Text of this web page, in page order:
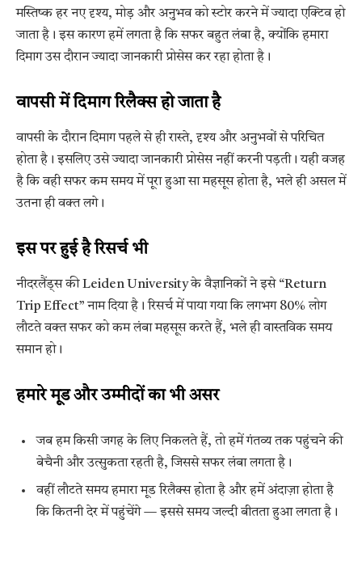
मस्तिष्क हर नए दृश्य, मोड़ और अनुभव को स्टोर करने में ज्यादा एक्टिव हो
जाता है। इस कारण हमें लगता है कि सफर बहुत लंबा है, क्योंकि हमारा
दिमाग उस दौरान ज्यादा जानकारी प्रोसेस कर रहा होता है।
वापसी में दिमाग रिलैक्स हो जाता है
वापसी के दौरान दिमाग पहले से ही रास्ते, दृश्य और अनुभवों से परिचित
होता है। इसलिए उसे ज्यादा जानकारी प्रोसेस नहीं करनी पड़ती। यही वजह
है कि वही सफर कम समय में पूरा हुआ सा महसूस होता है, भले ही असल में
उतना ही वक्त लगे।
इस पर हुई है रिसर्च भी
नीदरलैंड्स की Leiden University के वैज्ञानिकों ने इसे “Return
Trip Effect” नाम दिया है। रिसर्च में पाया गया कि लगभग 80% लोग
लौटते वक्त सफर को कम लंबा महसूस करते हैं, भले ही वास्तविक समय
समान हो।
हमारे मूड और उम्मीदों का भी असर
जब हम किसी जगह के लिए निकलते हैं, तो हमें गंतव्य तक पहुंचने की
बेचैनी और उत्सुकता रहती है, जिससे सफर लंबा लगता है।
वहीं लौटते समय हमारा मूड रिलैक्स होता है और हमें अंदाज़ा होता है
कि कितनी देर में पहुंचेंगे — इससे समय जल्दी बीतता हुआ लगता है।